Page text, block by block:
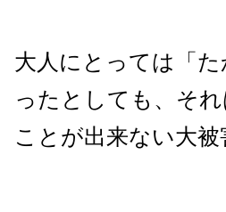
大人にとっては「
ったとしても、そ
ことが出来ない大